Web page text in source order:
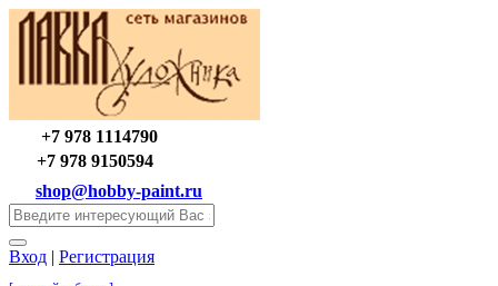
+7 978 1114790
+7 978 9150594
shop@hobby-paint.ru
Вход | Регистрация